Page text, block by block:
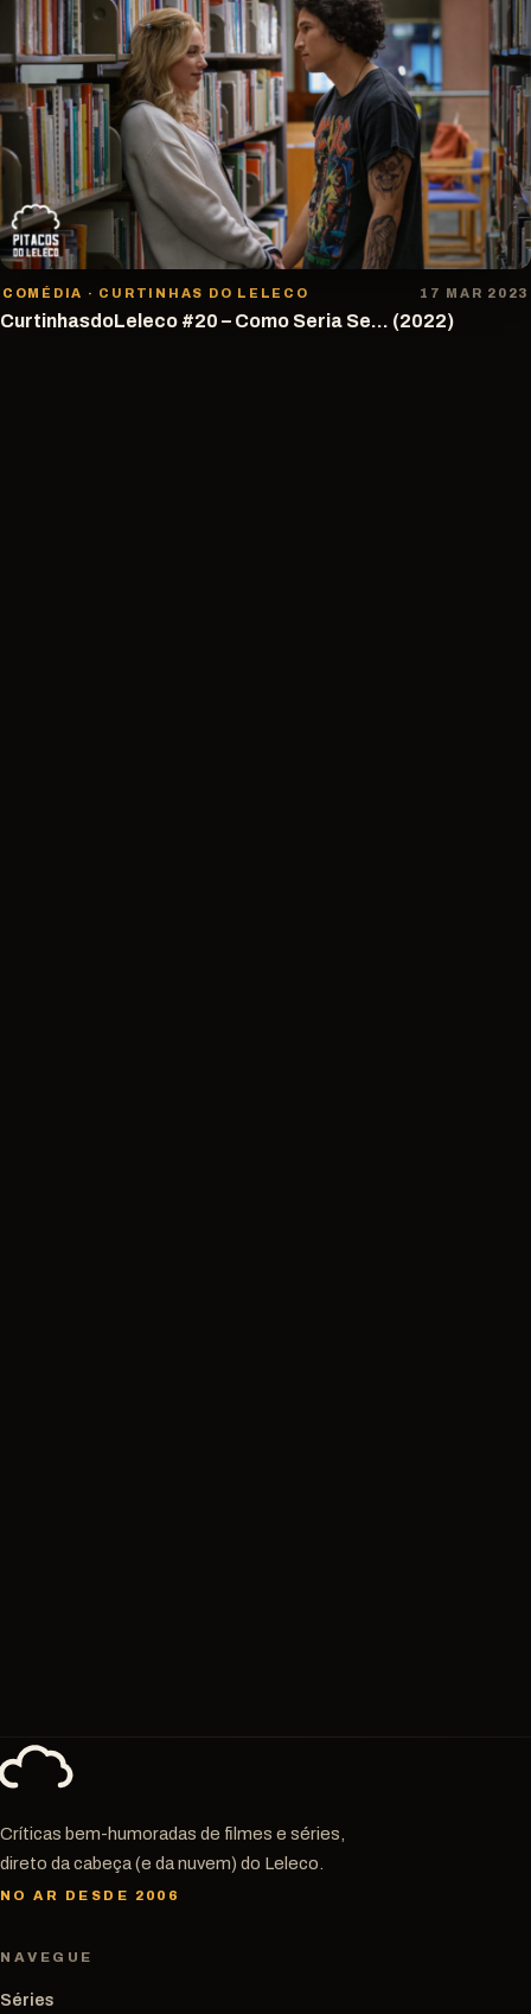
COMÉDIA · CURTINHAS DO LELECO 17 MAR 2023
CurtinhasdoLeleco #20 – Como Seria Se… (2022)
Críticas bem-humoradas de filmes e séries,
direto da cabeça (e da nuvem) do Leleco.
NO AR DESDE 2006
NAVEGUE
Séries